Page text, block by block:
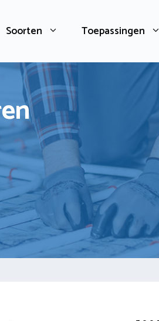
Soorten Toepassingen